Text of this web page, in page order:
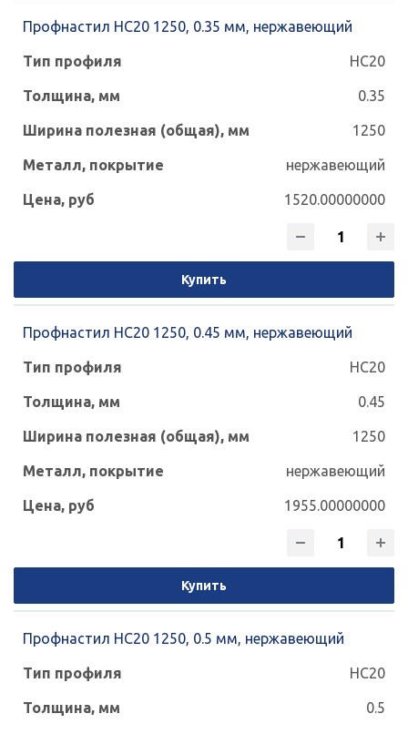
Профнастил НС20 1250, 0.35 мм, нержавеющий
НС20
0.35
1250
нержавеющий
1520.00000000
Купить
Профнастил НС20 1250, 0.45 мм, нержавеющий
НС20
0.45
1250
нержавеющий
1955.00000000
Купить
Профнастил НС20 1250, 0.5 мм, нержавеющий
НС20
0.5